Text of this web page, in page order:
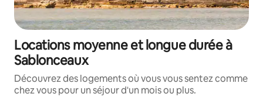
Locations moyenne et longue durée à
Sablonceaux
Découvrez des logements où vous vous sentez comme
chez vous pour un séjour d'un mois ou plus.